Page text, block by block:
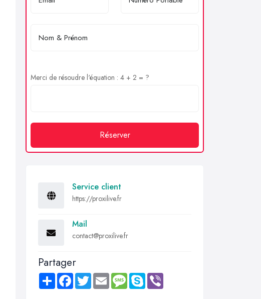
Merci de résoudre l'équation : 4 + 2 = ?
Réserver
Service client
https://proxilive.fr
Mail
contact@proxilive.fr
Partager
Share FacebookTwitter Email MessageSkype